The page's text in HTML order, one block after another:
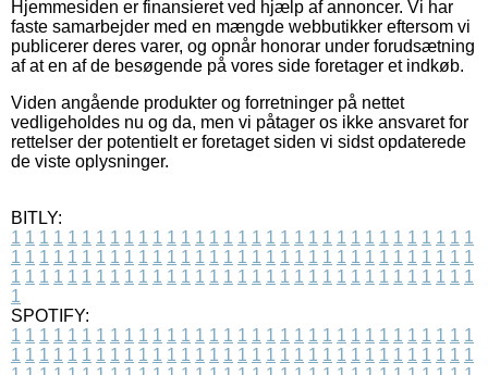
Hjemmesiden er finansieret ved hjælp af annoncer. Vi har
faste samarbejder med en mængde webbutikker eftersom vi
publicerer deres varer, og opnår honorar under forudsætning
af at en af de besøgende på vores side foretager et indkøb.
Viden angående produkter og forretninger på nettet
vedligeholdes nu og da, men vi påtager os ikke ansvaret for
rettelser der potentielt er foretaget siden vi sidst opdaterede
de viste oplysninger.
BITLY:
1 1 1 1 1 1 1 1 1 1 1 1 1 1 1 1 1 1 1 1 1 1 1 1 1 1 1 1 1 1 1 1 1
1 1 1 1 1 1 1 1 1 1 1 1 1 1 1 1 1 1 1 1 1 1 1 1 1 1 1 1 1 1 1 1 1
1 1 1 1 1 1 1 1 1 1 1 1 1 1 1 1 1 1 1 1 1 1 1 1 1 1 1 1 1 1 1 1 1
1
SPOTIFY:
1 1 1 1 1 1 1 1 1 1 1 1 1 1 1 1 1 1 1 1 1 1 1 1 1 1 1 1 1 1 1 1 1
1 1 1 1 1 1 1 1 1 1 1 1 1 1 1 1 1 1 1 1 1 1 1 1 1 1 1 1 1 1 1 1 1